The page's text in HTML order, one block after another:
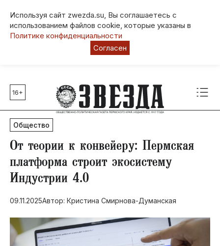
Используя сайт zwezda.su, Вы соглашаетесь с
использованием файлов cookie, которые указаны в
Политике конфиденциальности
Согласен
Главные темы
80 лет Победы
Молодежная столица РФ
СВО
Выборы в Пермском крае
Социальная поддержка
Инфраструктура
Благоустройство
16+
Общество
От теории к конвейеру: Пермская
платформа строит экосистему
Индустрии 4.0
09.11.2025Автор: Кристина Смирнова-Думанская